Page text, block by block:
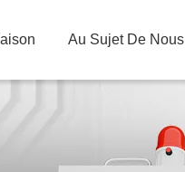
Au Sujet De Nous